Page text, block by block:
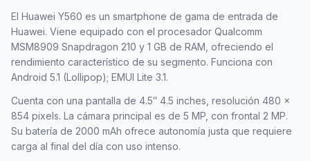
El Huawei Y560 es un smartphone de gama de entrada de
Huawei. Viene equipado con el procesador Qualcomm
MSM8909 Snapdragon 210 y 1 GB de RAM, ofreciendo el
rendimiento característico de su segmento. Funciona con
Android 5.1 (Lollipop); EMUI Lite 3.1.
Cuenta con una pantalla de 4.5″ 4.5 inches, resolución 480 x
854 pixels. La cámara principal es de 5 MP, con frontal 2 MP.
Su batería de 2000 mAh ofrece autonomía justa que requiere
carga al final del día con uso intenso.